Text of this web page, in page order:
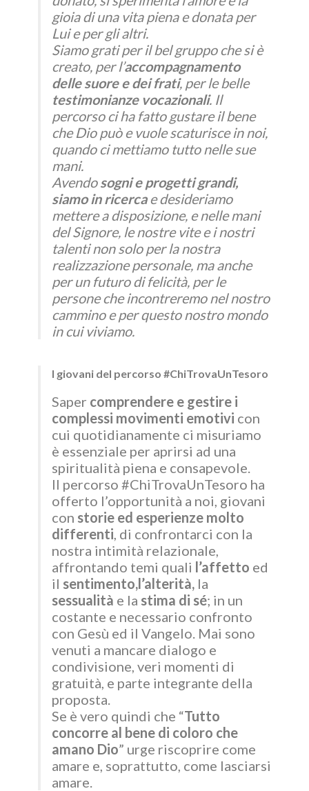
gioia di una vita piena e donata per
Lui e per gli altri.
Siamo grati per il bel gruppo che si è
creato, per l’accompagnamento
delle suore e dei frati, per le belle
testimonianze vocazionali. Il
percorso ci ha fatto gustare il bene
che Dio può e vuole scaturisce in noi,
quando ci mettiamo tutto nelle sue
mani.
Avendosogni e progetti grandi,
siamo in ricercae desideriamo
mettere a disposizione, e nelle mani
del Signore, le nostre vite e i nostri
talenti non solo per la nostra
realizzazione personale, ma anche
per un futuro di felicità, per le
persone che incontreremo nel nostro
cammino e per questo nostro mondo
in cui viviamo.
I giovani del percorso #ChiTrovaUnTesoro
Saper comprendere e gestire i
complessi movimenti emotivi con
cui quotidianamente ci misuriamo
è essenziale per aprirsi ad una
spiritualità piena e consapevole.
Il percorso #ChiTrovaUnTesoro ha
offerto l’opportunità a noi, giovani
con storie ed esperienze molto
differenti , di confrontarci con la
nostra intimità relazionale,
affrontando temi quali l’affetto ed
il sentimento,l’alterità, la
sessualità e la stima di sé; in un
costante e necessario confronto
con Gesù ed il Vangelo. Mai sono
venuti a mancare dialogo e
condivisione, veri momenti di
gratuità, e parte integrante della
proposta.
Se è vero quindi che “Tutto
concorre al bene di coloro che
amano Dio” urge riscoprire come
amare e, soprattutto, come lasciarsi
amare.